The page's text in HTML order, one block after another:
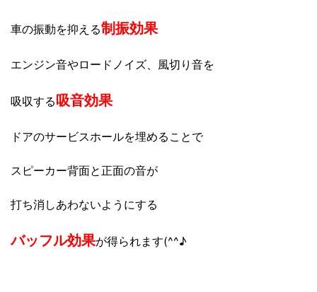
車の振動を抑える制振効果
エンジン音やロードノイズ、風切り音を
吸収する吸音効果
ドアのサービスホールを埋めることで
スピーカー背面と正面の音が
打ち消しあわないようにする
バッフル効果が得られます(^^♪